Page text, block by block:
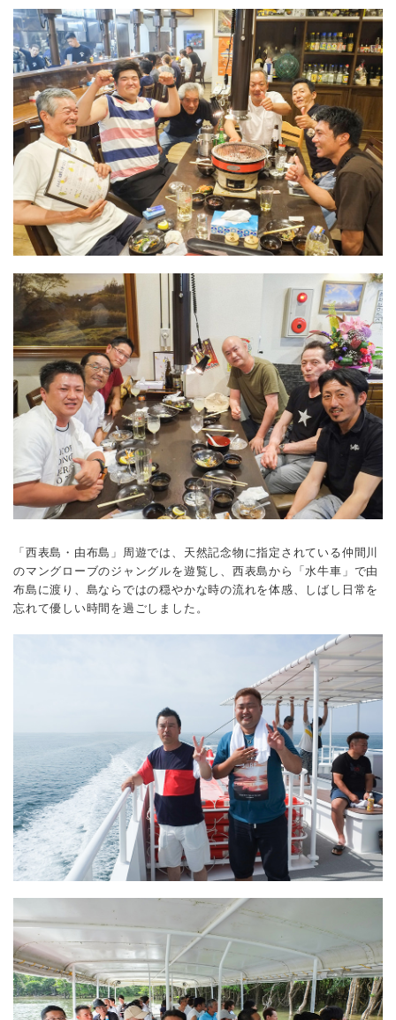
「西表島・由布島」周遊では、天然記念物に指定されている仲間川
のマングローブのジャングルを遊覧し、西表島から「水牛車」で由
布島に渡り、島ならではの穏やかな時の流れを体感、しばし日常を
忘れて優しい時間を過ごしました。